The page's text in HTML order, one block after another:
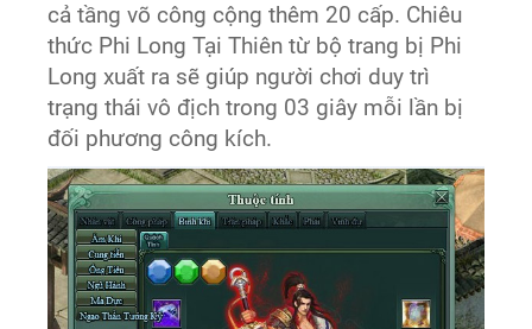
cả tầng võ công cộng thêm 20 cấp. Chiêu
thức Phi Long Tại Thiên từ bộ trang bị Phi
Long xuất ra sẽ giúp người chơi duy trì
trạng thái vô địch trong 03 giây mỗi lần bị
đối phương công kích.